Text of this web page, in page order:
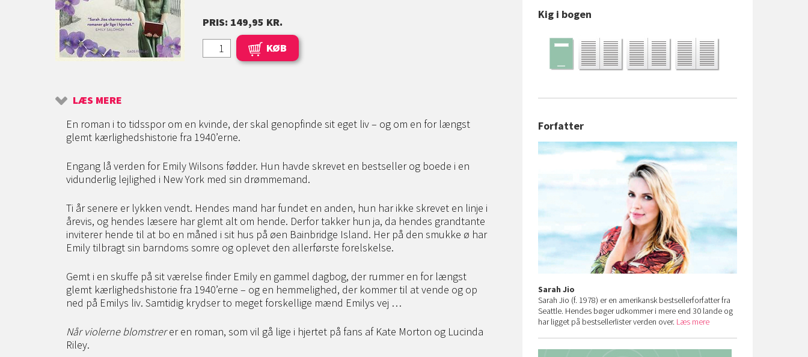
PRIS: 149,95 KR.
KØB
LÆS MERE
En roman i to tidsspor om en kvinde, der skal genopfinde sit eget liv – og om en for længst
glemt kærlighedshistorie fra 1940’erne.
Engang lå verden for Emily Wilsons fødder. Hun havde skrevet en bestseller og boede i en
vidunderlig lejlighed i New York med sin drømmemand.
Ti år senere er lykken vendt. Hendes mand har fundet en anden, hun har ikke skrevet en linje i
årevis, og hendes læsere har glemt alt om hende. Derfor takker hun ja, da hendes grandtante
inviterer hende til at bo en måned i sit hus på øen Bainbridge Island. Her på den smukke ø har
Emily tilbragt sin barndoms somre og oplevet den allerførste forelskelse.
Gemt i en skuffe på sit værelse finder Emily en gammel dagbog, der rummer en for længst
glemt kærlighedshistorie fra 1940’erne – og en hemmelighed, der kommer til at vende og op
ned på Emilys liv. Samtidig krydser to meget forskellige mænd Emilys vej …
Når violerne blomstrerer en roman, som vil gå lige i hjertet på fans af Kate Morton og Lucinda
Riley.
Kig i bogen
Forfatter
Sarah Jio
Sarah Jio (f. 1978) er en amerikansk bestsellerforfatter fra
Seattle. Hendes bøger udkommer i mere end 30 lande og
har ligget på bestsellerlister verden over. Læs mere